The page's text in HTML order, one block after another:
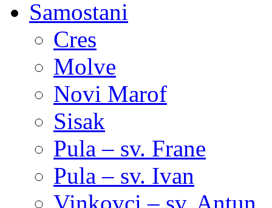
Samostani
Cres
Molve
Novi Marof
Sisak
Pula – sv. Frane
Pula – sv. Ivan
Vinkovci – sv. Antun